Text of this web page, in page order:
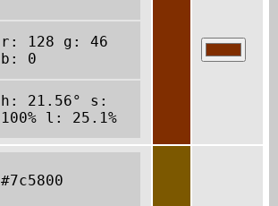
r: 128 g: 46
b: 0
h: 21.56° s:
100% l: 25.1%
#7c5800